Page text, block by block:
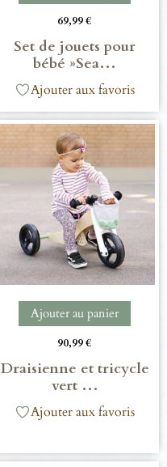
69,99€
Set de jouets pour
bébé »Sea…
Ajouter aux favoris
Ajouter au panier
90,99€
Draisienne et tricycle
vert …
Ajouter aux favoris